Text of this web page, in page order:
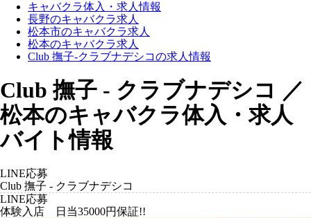
キャバクラ体入・求人情報
長野のキャバクラ求人
松本市のキャバクラ求人
松本のキャバクラ求人
Club 撫子-クラブナデシコの求人情報
Club 撫子 - クラブナデシコ ／
松本のキャバクラ体入・求人
バイト情報
LINE応募
Club 撫子 - クラブナデシコ
LINE応募
体験入店 日当35000円保証!!